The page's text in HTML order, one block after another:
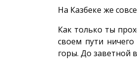
На Казбеке же
Как только ты
своем пути
горы. До заветной